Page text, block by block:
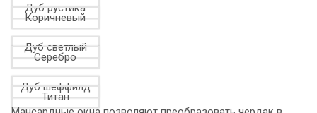
Дуб рустика
Дуб светлый
Дуб шеффилд
Коричневый
Серебро
Титан